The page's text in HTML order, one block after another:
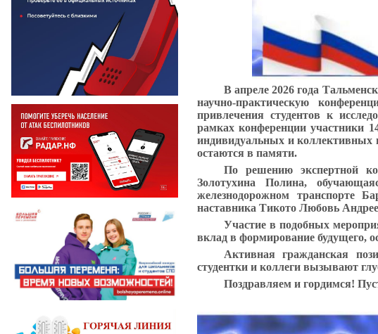
В апреле 2026 года
научно-практическую
привлечения студентов к
рамках конференции участники
индивидуальных и коллективных
остаются в памяти.
По решению экспертной
Золотухина Полина,
железнодорожном транспорте
наставника Тикото Любовь
Участие в подобных
вклад в формирование будущего,
Активная гражданская
студентки и коллеги вызывают
Поздравляем и гордимся!